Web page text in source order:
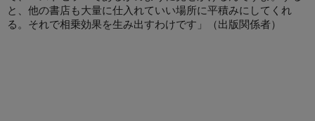
と、他の書店も大量に仕入れていい場所に平積みにしてくれ
る。それで相乗効果を生み出すわけです」（出版関係者）